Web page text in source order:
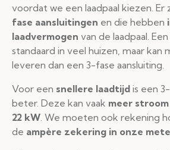
voordat we een laadpaal kiezen. Er
fase aansluitingen en die hebben
laadvermogen van de laadpaal.
standaard in veel huizen, maar kan
leveren dan een 3-fase aansluiting.
Voor een snellere laadtijd is een
beter. Deze kan vaak meer
22 kW . We moeten ook rekening
de ampère zekering in onze